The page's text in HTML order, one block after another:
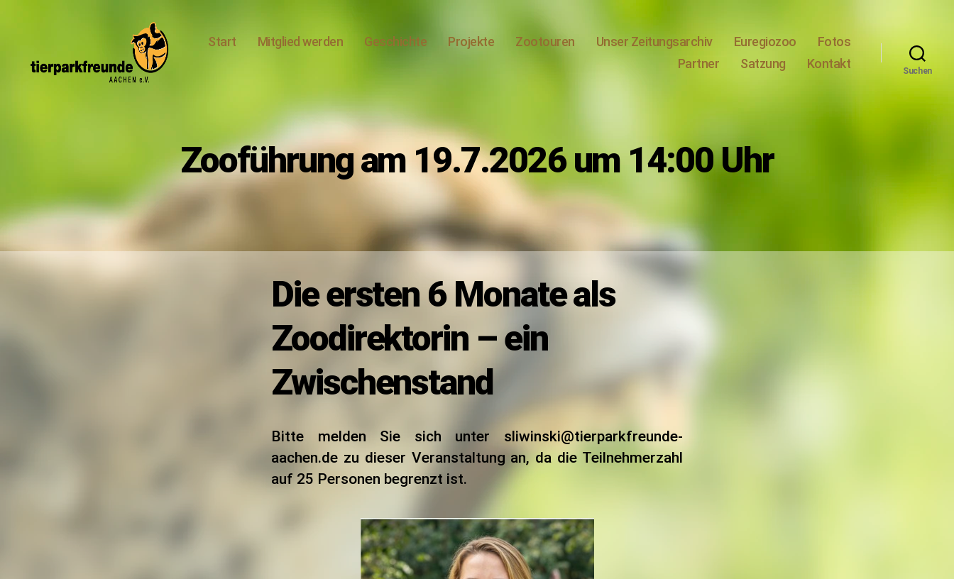
Start Mitglied werden Geschichte Projekte Zootouren Unser Zeitungsarchiv Euregiozoo
Fotos
Partner
Satzung Kontakt Suchen
Kategorien
Zooführung am 19.7.2026 um 14:00 Uhr
Die ersten 6 Monate als
Zoodirektorin – ein
Zwischenstand
Bitte melden Sie sich unter sliwinski@tierparkfreunde-
aachen.de zu dieser Veranstaltung an, da die Teilnehmerzahl
auf 25 Personen begrenzt ist.